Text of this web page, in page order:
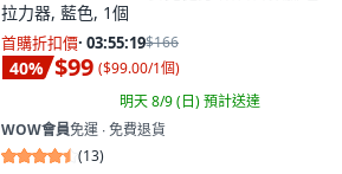
拉力器, 藍色, 1個
首購折扣價· 03:55:18$166
40% $99 ($99.00/1個)
明天 8/9 (日)預計送達
WOW會員免運 ∙ 免費退貨
(13)